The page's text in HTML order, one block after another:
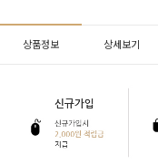
상품정보 상세보기